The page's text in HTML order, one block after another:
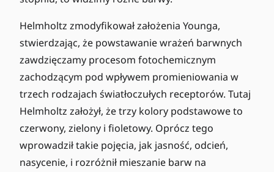
Helmholtz zmodyfikował założenia Younga,
stwierdzając, że powstawanie wrażeń barwnych
zawdzięczamy procesom fotochemicznym
zachodzącym pod wpływem promieniowania w
trzech rodzajach światłoczułych receptorów. Tutaj
Helmholtz założył, że trzy kolory podstawowe to
czerwony, zielony i fioletowy. Oprócz tego
wprowadził takie pojęcia, jak jasność, odcień,
nasycenie, i rozróżnił mieszanie barw na